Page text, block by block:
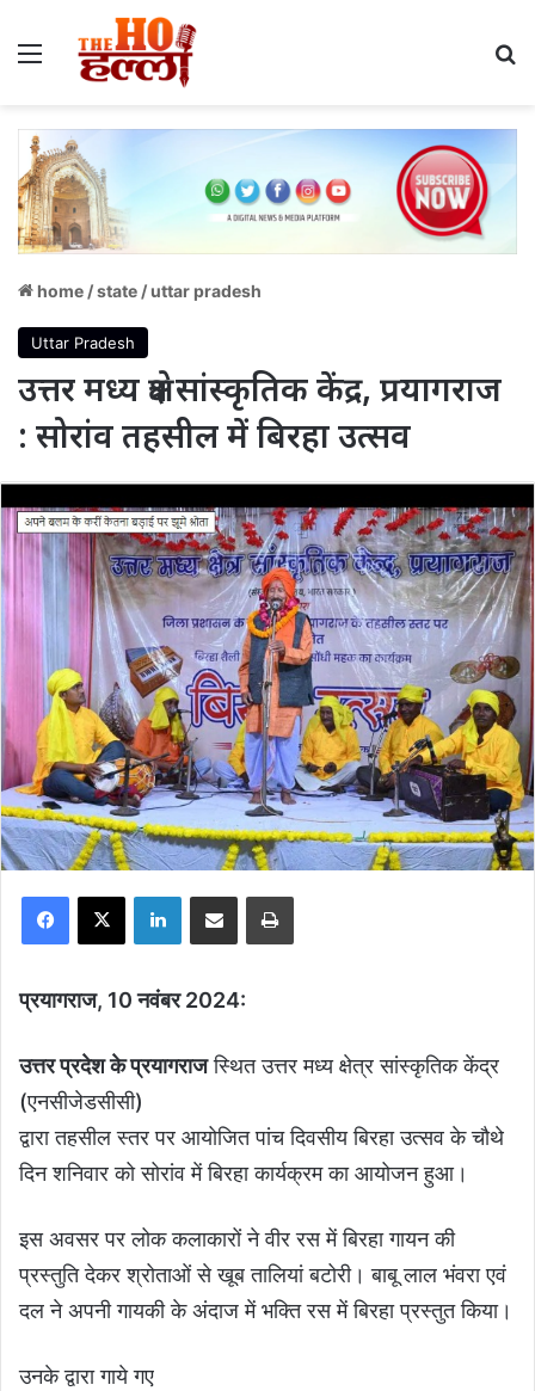
Menu
home /state /uttar pradesh
Uttar Pradesh
उत्तर मध्य क्षेत्र सांस्कृतिक केंद्र, प्रयागराज
: सोरांव तहसील में बिरहा उत्सव
Facebook
X LinkedInShare via Email Print
प्रयागराज, 10 नवंबर 2024:
उत्तर प्रदेश के प्रयागराजस्थित उत्तर मध्य क्षेत्र सांस्कृतिक केंद्र
(एनसीजेडसीसी)
द्वारा तहसील स्तर पर आयोजित पांच दिवसीय बिरहा उत्सव के चौथे
दिन शनिवार को सोरांव में बिरहा कार्यक्रम का आयोजन हुआ।
इस अवसर पर लोक कलाकारों ने वीर रस में बिरहा गायन की
प्रस्तुति देकर श्रोताओं से खूब तालियां बटोरी। बाबू लाल भंवरा एवं
दल ने अपनी गायकी के अंदाज में भक्ति रस में बिरहा प्रस्तुत किया।
उनके द्वारा गाये गए